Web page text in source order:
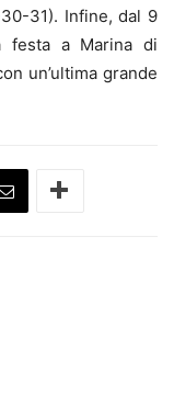
31). Infine, dal 9
festa a Marina di
un’ultima grande